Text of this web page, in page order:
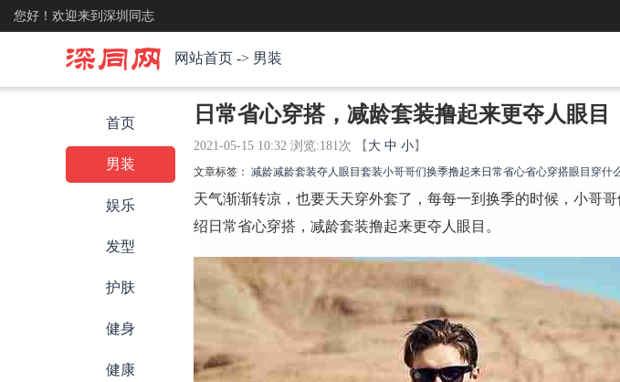
您好！欢迎来到深圳同志
网站首页 -> 男装
首页
男装
娱乐
发型
护肤
健身
健康
日常省心穿搭，减龄套装撸起来更夺人眼目
2021-05-15 10:32 浏览:181次 【 大 中 小 】
文章标签： 减龄减龄套装夺人眼目 套装小哥哥们换季撸起来日常省心省心穿搭眼目 穿什
天气渐渐转凉，也要天天穿外套了，每每一到换季的时候，小哥
绍日常省心穿搭，减龄套装撸起来更夺人眼目。